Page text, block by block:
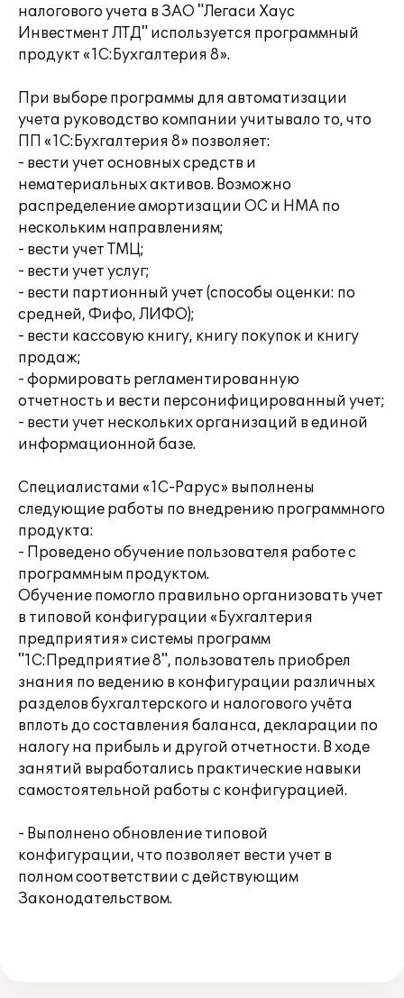
налогового учета в ЗАО "Легаси Хаус
Инвестмент ЛТД" используется программный
продукт «1С:Бухгалтерия 8».
При выборе программы для автоматизации
учета руководство компании учитывало то, что
ПП «1С:Бухгалтерия 8» позволяет:
- вести учет основных средств и
нематериальных активов. Возможно
распределение амортизации ОС и НМА по
нескольким направлениям;
- вести учет ТМЦ;
- вести учет услуг;
- вести партионный учет (способы оценки: по
средней, Фифо, ЛИФО);
- вести кассовую книгу, книгу покупок и книгу
продаж;
- формировать регламентированную
отчетность и вести персонифицированный учет;
- вести учет нескольких организаций в единой
информационной базе.
Специалистами «1С-Рарус» выполнены
следующие работы по внедрению программного
продукта:
- Проведено обучение пользователя работе с
программным продуктом.
Обучение помогло правильно организовать учет
в типовой конфигурации «Бухгалтерия
предприятия» системы программ
"1С:Предприятие 8", пользователь приобрел
знания по ведению в конфигурации различных
разделов бухгалтерского и налогового учёта
вплоть до составления баланса, декларации по
налогу на прибыль и другой отчетности. В ходе
занятий выработались практические навыки
самостоятельной работы с конфигурацией.
- Выполнено обновление типовой
конфигурации, что позволяет вести учет в
полном соответствии с действующим
Законодательством.